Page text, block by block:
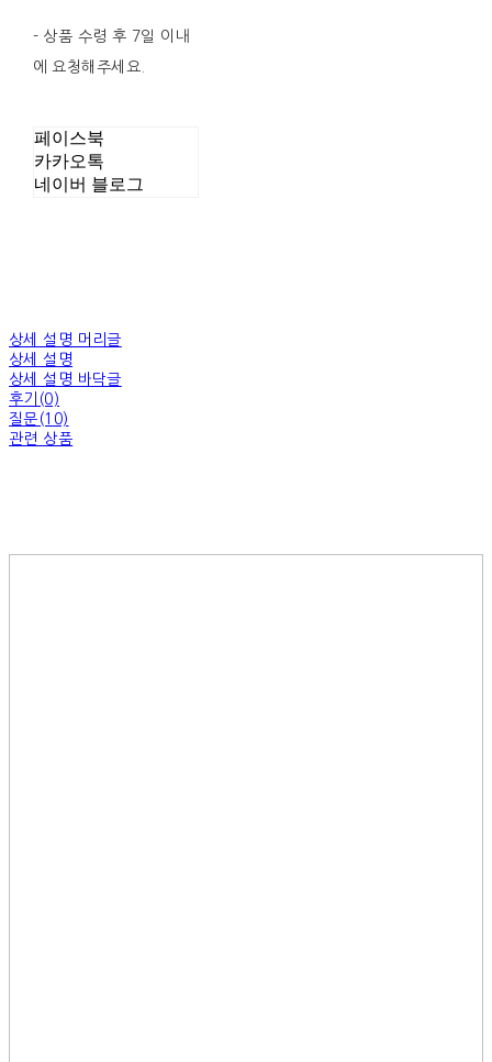
- 상품 수령 후 7일 이내
에 요청해주세요.
페이스북
카카오톡
네이버 블로그
상세 설명 머리글
상세 설명
상세 설명 바닥글
후기(0)
질문(10)
관련 상품